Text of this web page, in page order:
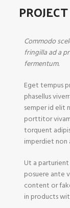
Commodo
fringilla ad a
fermentum.
Eget tempus
phasellus
semper id elit
porttitor
torquent
imperdiet non
Ut a parturient
posuere ante
content or
in products